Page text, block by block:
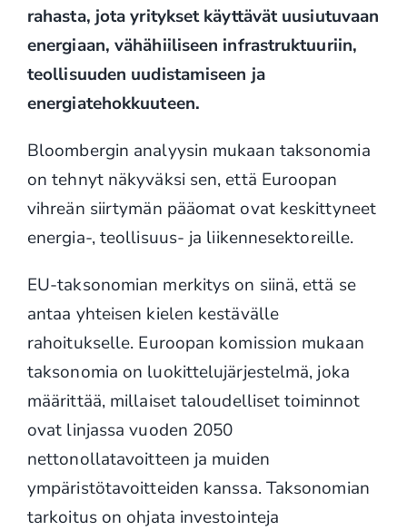
rahasta, jota yritykset käyttävät uusiutuvaan
energiaan, vähähiiliseen infrastruktuuriin,
teollisuuden uudistamiseen ja
energiatehokkuuteen.
Bloombergin analyysin mukaan taksonomia
on tehnyt näkyväksi sen, että Euroopan
vihreän siirtymän pääomat ovat keskittyneet
energia-, teollisuus- ja liikennesektoreille.
EU-taksonomian merkitys on siinä, että se
antaa yhteisen kielen kestävälle
rahoitukselle. Euroopan komission mukaan
taksonomia on luokittelujärjestelmä, joka
määrittää, millaiset taloudelliset toiminnot
ovat linjassa vuoden 2050
nettonollatavoitteen ja muiden
ympäristötavoitteiden kanssa. Taksonomian
tarkoitus on ohjata investointeja